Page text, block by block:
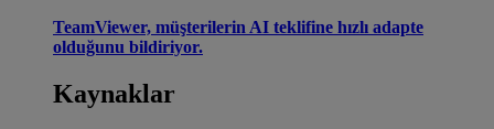
TeamViewer, müşterilerin AI teklifine hızlı adapte
olduğunu bildiriyor.
Kaynaklar